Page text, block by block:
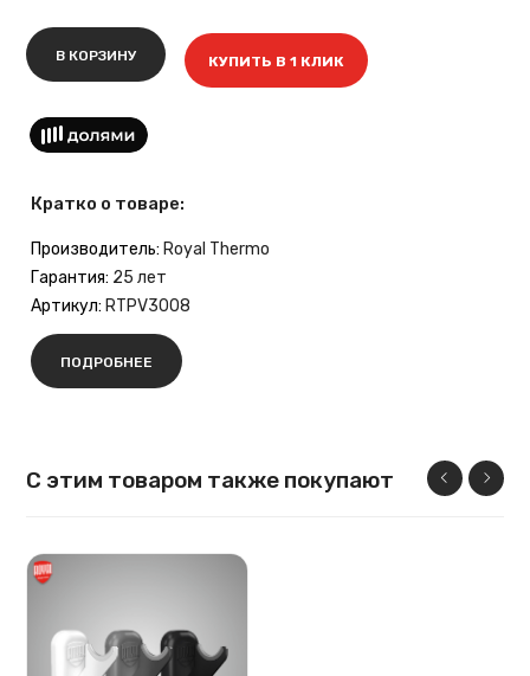
В КОРЗИНУ КУПИТЬ В 1 КЛИК
Кратко о товаре:
Производитель: Royal Thermo
Гарантия: 25 лет
Артикул: RTPV3008
ПОДРОБНЕЕ
С этим товаром также покупают